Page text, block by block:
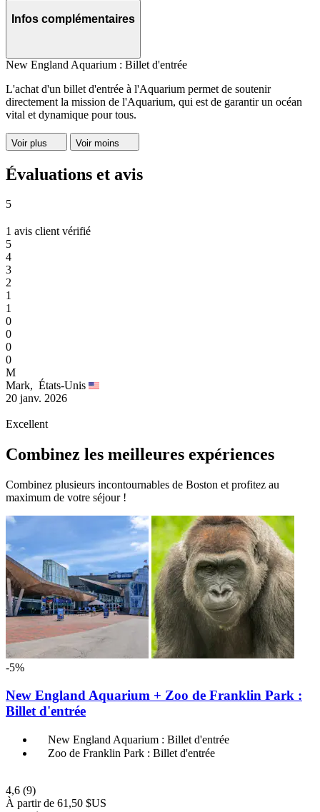
Infos complémentaires
New England Aquarium : Billet d'entrée
L'achat d'un billet d'entrée à l'Aquarium permet de soutenir
directement la mission de l'Aquarium, qui est de garantir un océan
vital et dynamique pour tous.
Voir plus Voir moins
Évaluations et avis
5
1 avis client vérifié
5
4
3
2
1
1
0
0
0
0
M
Mark, États-Unis
20 janv. 2026
Excellent
Combinez les meilleures expériences
Combinez plusieurs incontournables de Boston et profitez au
maximum de votre séjour !
-5%
New England Aquarium + Zoo de Franklin Park :
Billet d'entrée
New England Aquarium : Billet d'entrée
Zoo de Franklin Park : Billet d'entrée
4,6 (9)
À partir de 61,50 $US